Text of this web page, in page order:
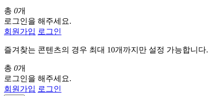
총 0개
로그인을 해주세요.
회원가입 로그인
즐겨찾는 콘텐츠의 경우 최대 10개까지만 설정 가능합니다.
총 0개
로그인을 해주세요.
회원가입 로그인